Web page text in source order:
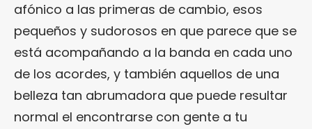
afónico a las primeras de cambio, esos
pequeños y sudorosos en que parece que se
está acompañando a la banda en cada uno
de los acordes, y también aquellos de una
belleza tan abrumadora que puede resultar
normal el encontrarse con gente a tu